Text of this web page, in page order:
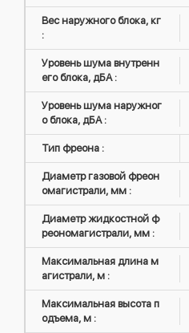
Вес наружного блока, кг
:
Уровень шума внутренн
его блока, дБА :
Уровень шума наружног
о блока, дБА :
Тип фреона :
Диаметр газовой фреон
омагистрали, мм :
Диаметр жидкостной ф
реономагистрали, мм :
Максимальная длина м
агистрали, м :
Максимальная высота п
одъема, м :